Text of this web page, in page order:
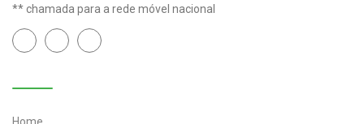
** chamada para a rede móvel nacional